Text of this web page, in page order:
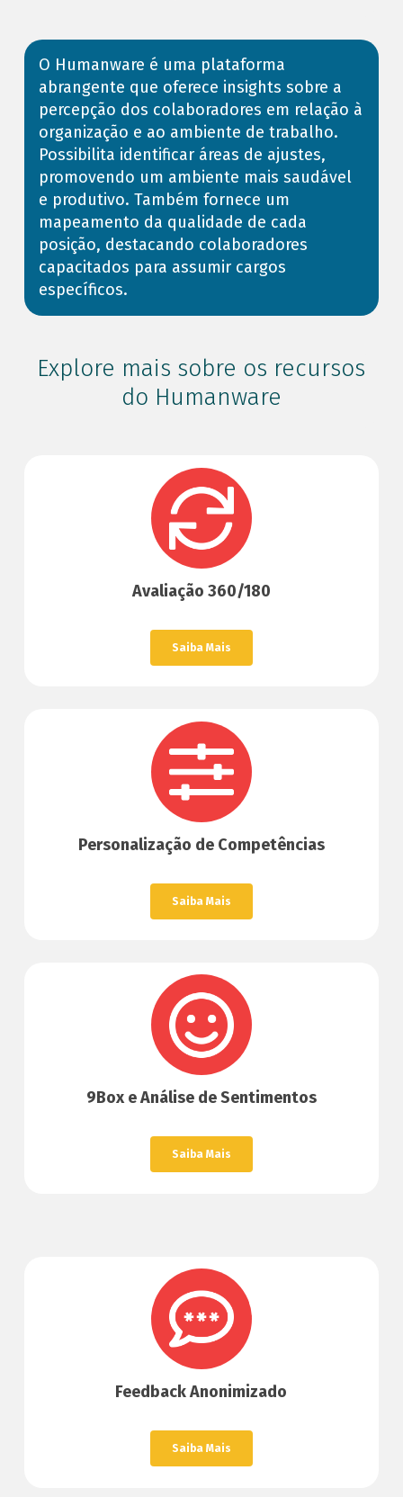
O Humanware é uma plataforma
abrangente que oferece insights sobre a
percepção dos colaboradores em relação à
organização e ao ambiente de trabalho.
Possibilita identificar áreas de ajustes,
promovendo um ambiente mais saudável
e produtivo. Também fornece um
mapeamento da qualidade de cada
posição, destacando colaboradores
capacitados para assumir cargos
específicos.
Explore mais sobre os recursos
do Humanware
Avaliação 360/180
Saiba Mais
Personalização de Competências
Saiba Mais
9Box e Análise de Sentimentos
Saiba Mais
Feedback Anonimizado
Saiba Mais